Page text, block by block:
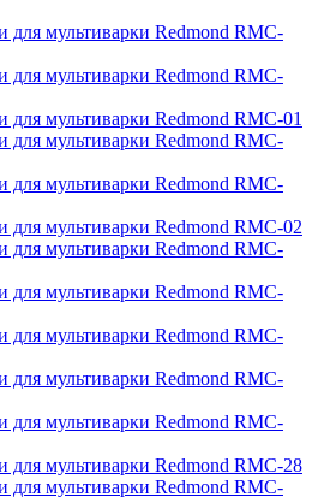
для мультиварки Redmond RMC-
для мультиварки Redmond RMC-
для мультиварки Redmond RMC-01
для мультиварки Redmond RMC-
для мультиварки Redmond RMC-
для мультиварки Redmond RMC-02
для мультиварки Redmond RMC-
для мультиварки Redmond RMC-
для мультиварки Redmond RMC-
для мультиварки Redmond RMC-
для мультиварки Redmond RMC-
для мультиварки Redmond RMC-28
для мультиварки Redmond RMC-